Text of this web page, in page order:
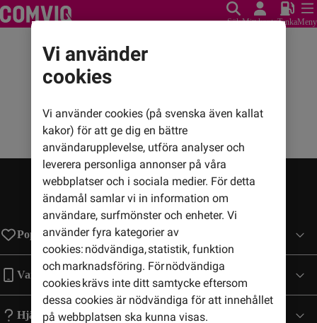
SökMitt kontoTankaMeny
Populära sidor
Varumärken
Hjälp
Vi använder
cookies
Vi använder cookies (på svenska även kallat
kakor) för att ge dig en bättre
användarupplevelse, utföra analyser och
leverera personliga annonser på våra
webbplatser och i sociala medier. För detta
ändamål samlar vi in information om
användare, surfmönster och enheter. Vi
använder fyra kategorier av
cookies: nödvändiga, statistik, funktion
och marknadsföring. För nödvändiga
cookies krävs inte ditt samtycke eftersom
dessa cookies är nödvändiga för att innehållet
på webbplatsen ska kunna visas.